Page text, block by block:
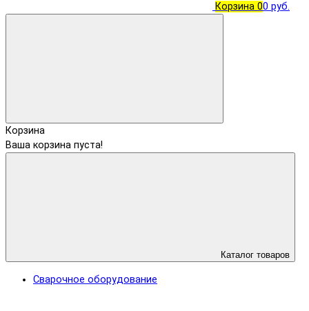
Корзина 00 руб.
Корзина
Ваша корзина пуста!
Каталог товаров
Сварочное оборудование